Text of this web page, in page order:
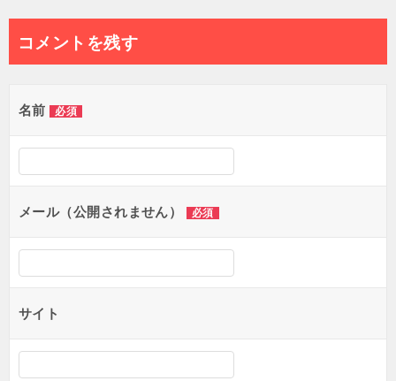
ナ
ビ
ゲ
コメントを残す
名前 必須
メール（公開されません） 必須
サイト